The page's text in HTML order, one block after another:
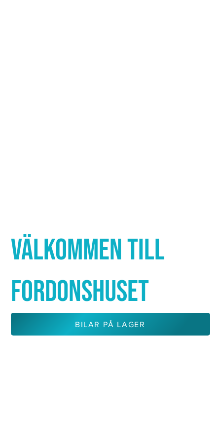
VÄLKOMMEN TILL
FORDONSHUSET
BILAR PÅ LAGER